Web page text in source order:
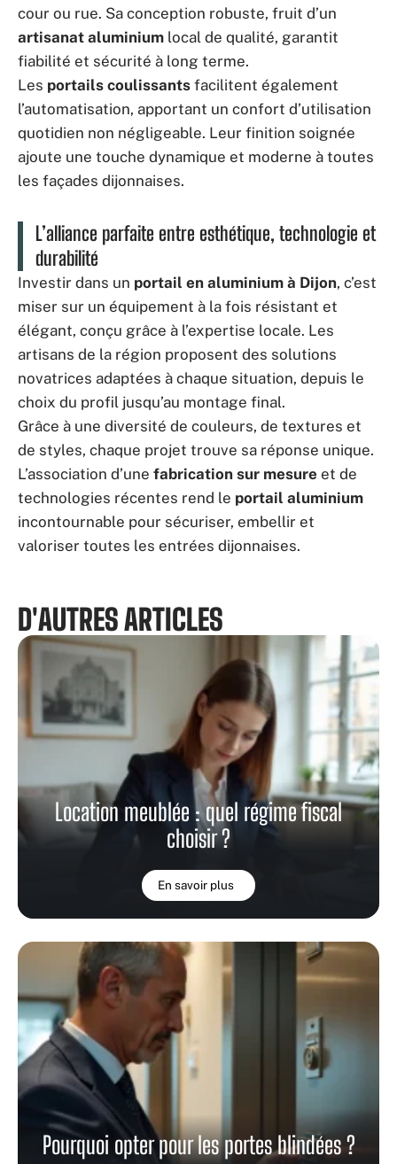
cour ou rue. Sa conception robuste, fruit d’un
artisanat aluminium local de qualité, garantit
fiabilité et sécurité à long terme.
Les portails coulissants facilitent également
l’automatisation, apportant un confort d’utilisation
quotidien non négligeable. Leur finition soignée
ajoute une touche dynamique et moderne à toutes
les façades dijonnaises.
L’alliance parfaite entre esthétique, technologie et
durabilité
Investir dans un portail en aluminium à Dijon, c’est
miser sur un équipement à la fois résistant et
élégant, conçu grâce à l’expertise locale. Les
artisans de la région proposent des solutions
novatrices adaptées à chaque situation, depuis le
choix du profil jusqu’au montage final.
Grâce à une diversité de couleurs, de textures et
de styles, chaque projet trouve sa réponse unique.
L’association d’une fabrication sur mesure et de
technologies récentes rend le portail aluminium
incontournable pour sécuriser, embellir et
valoriser toutes les entrées dijonnaises.
D'AUTRES ARTICLES
Location meublée : quel régime fiscal
choisir ?
En savoir plus
Pourquoi opter pour les portes blindées ?